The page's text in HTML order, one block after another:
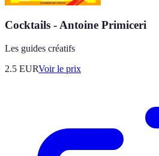
Cocktails - Antoine Primiceri
Les guides créatifs
2.5 EURVoir le prix